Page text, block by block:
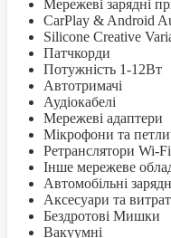
Мережеві зарядні
CarPlay & Android
Silicone Creative
Патчкорди
Потужність 1-12Вт
Автотримачі
Аудіокабелі
Мережеві адаптери
Мікрофони та
Ретранслятори Wi-Fi
Інше мережеве
Автомобільні
Аксесуари та
Бездротові Мишки
Вакуумні